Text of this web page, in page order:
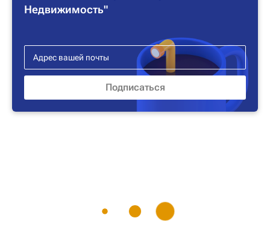
Недвижимость"